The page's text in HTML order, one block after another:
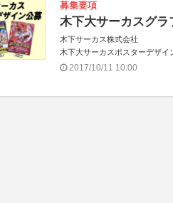
募集要項
木下大サーカスグ
木下サーカス株式会社
木下大サーカスポスターデザイ
2017/10/11 10:00